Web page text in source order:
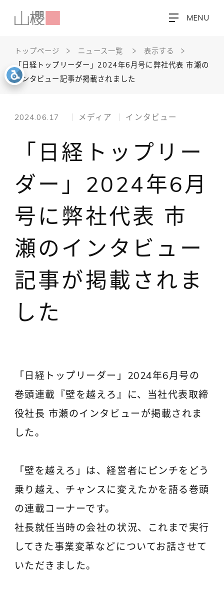
MENU
トップページ ニュース一覧
表示する
「日経トップリーダー」2024年6月号に弊社代表 市瀬の
インタビュー記事が掲載されました
2024.06.17 メディア インタビュー
「日経トップリー
ダー」2024年6月
号に弊社代表 市
瀬のインタビュー
記事が掲載されま
した
「日経トップリーダー」2024年6月号の
巻頭連載『壁を越えろ』に、当社代表取締
役社長 市瀬のインタビューが掲載されま
した。
「壁を越えろ」は、経営者にピンチをどう
乗り越え、チャンスに変えたかを語る巻頭
の連載コーナーです。
社長就任当時の会社の状況、これまで実行
してきた事業変革などについてお話させて
いただきました。